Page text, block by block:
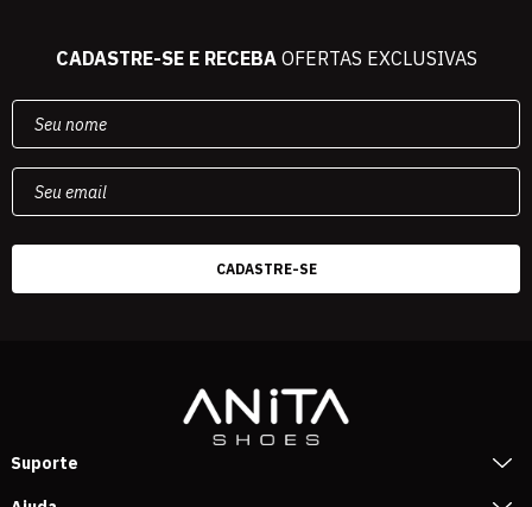
CADASTRE-SE E RECEBAOFERTAS EXCLUSIVAS
Suporte